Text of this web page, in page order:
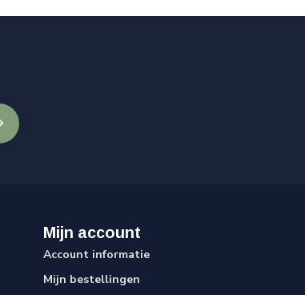
Mijn account
Account informatie
Mijn bestellingen